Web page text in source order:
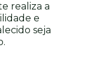
realiza a
e
seja